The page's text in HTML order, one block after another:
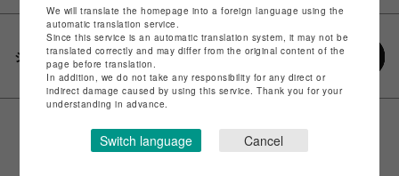
シェアする
We will translate the homepage into a foreign language using the
automatic translation service.
Since this service is an automatic translation system, it may not be
translated correctly and may differ from the original content of the
page before translation.
In addition, we do not take any responsibility for any direct or
indirect damage caused by using this service. Thank you for your
understanding in advance.
Switch language Cancel